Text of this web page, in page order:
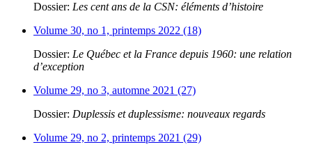
Dossier: Les cent ans de la CSN: éléments d’histoire
Volume 30, no 1, printemps 2022 (18)
Dossier: Le Québec et la France depuis 1960: une relation
d’exception
Volume 29, no 3, automne 2021 (27)
Dossier: Duplessis et duplessisme: nouveaux regards
Volume 29, no 2, printemps 2021 (29)